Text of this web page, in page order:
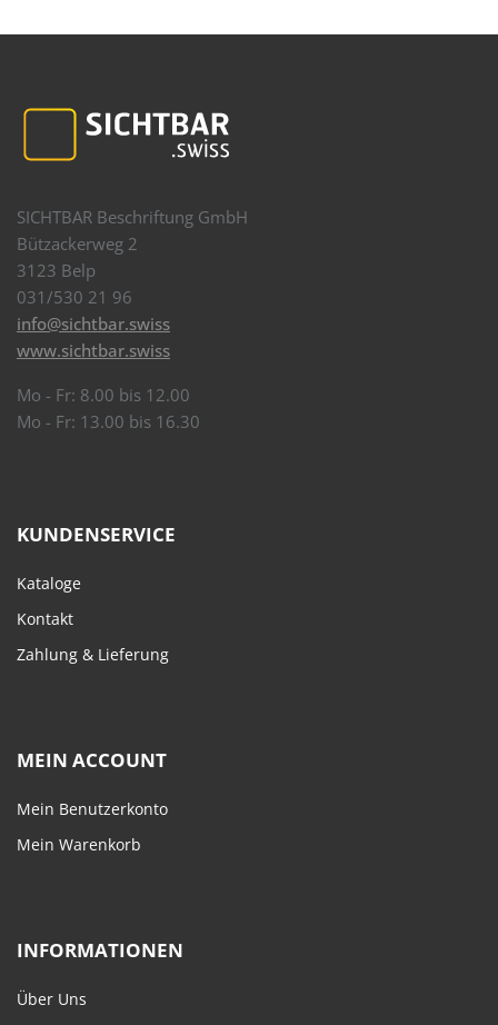
SICHTBAR Beschriftung GmbH
Bützackerweg 2
3123 Belp
031/530 21 96
info@sichtbar.swiss
www.sichtbar.swiss
Mo - Fr: 8.00 bis 12.00
Mo - Fr: 13.00 bis 16.30
KUNDENSERVICE
Kataloge
Kontakt
Zahlung & Lieferung
MEIN ACCOUNT
Mein Benutzerkonto
Mein Warenkorb
INFORMATIONEN
Über Uns